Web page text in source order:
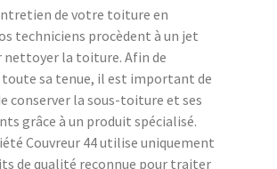
de votre toiture en
techniciens procèdent à un jet
nettoyer la toiture. Afin de
toute sa tenue, il est important de
conserver la sous-toiture et ses
grâce à un produit spécialisé.
Couvreur 44 utilise uniquement
de qualité reconnue pour traiter